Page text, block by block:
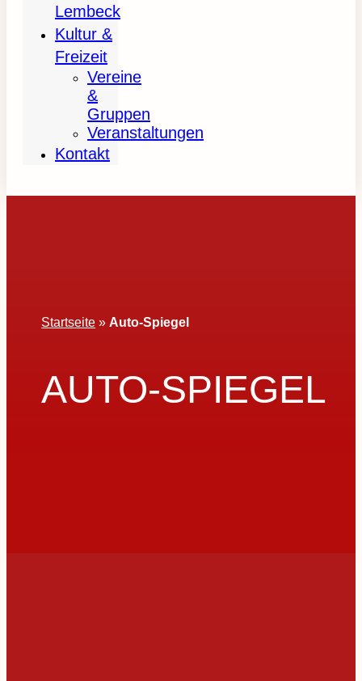
Lembeck
Kultur &
Freizeit
Vereine
&
Gruppen
Veranstaltungen
Kontakt
Startseite » Auto-Spiegel
AUTO-SPIEGEL